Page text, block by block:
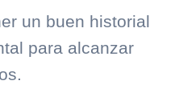
un buen historial
para alcanzar